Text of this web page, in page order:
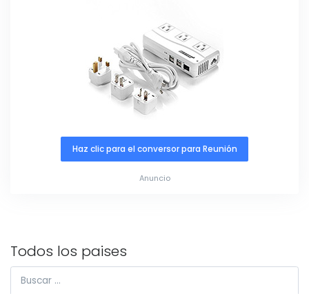
Haz clic para el conversor para Reunión
Anuncio
Todos los paises